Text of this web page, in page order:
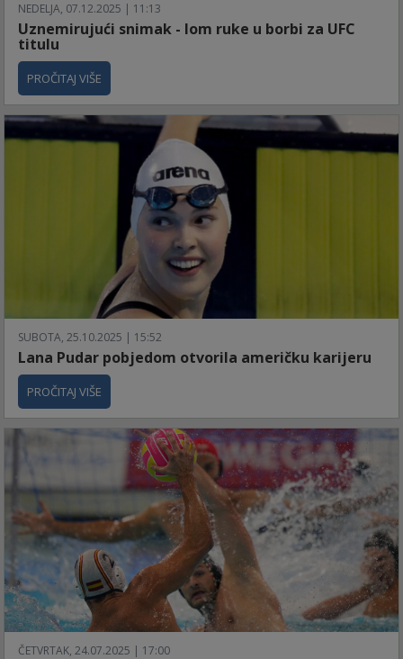
NEDELJA, 07.12.2025 | 11:13
Uznemirujući snimak - lom ruke u borbi za UFC
titulu
PROČITAJ VIŠE
SUBOTA, 25.10.2025 | 15:52
Lana Pudar pobjedom otvorila američku karijeru
PROČITAJ VIŠE
ČETVRTAK, 24.07.2025 | 17:00